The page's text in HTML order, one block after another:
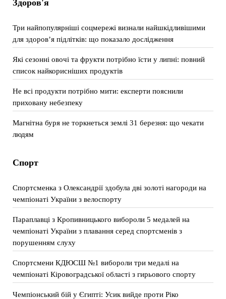
Здоров'я
Три найпопулярніші соцмережі визнали найшкідливішими
для здоров’я підлітків: що показало дослідження
Які сезонні овочі та фрукти потрібно їсти у липні: повний
список найкорисніших продуктів
Не всі продукти потрібно мити: експерти пояснили
приховану небезпеку
Магнітна буря не торкнеться землі 31 березня: що чекати
людям
Спорт
Спортсменка з Олександрії здобула дві золоті нагороди на
чемпіонаті України з велоспорту
Параплавці з Кропивницького вибороли 5 медалей на
чемпіонаті України з плавання серед спортсменів з
порушенням слуху
Спортсмени КДЮСШ №1 вибороли три медалі на
чемпіонаті Кіровоградської області з гирьового спорту
Чемпіонський бій у Єгипті: Усик вийде проти Ріко